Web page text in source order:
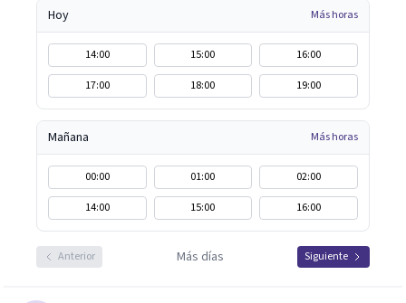
Hoy Más horas
14:00 15:00
16:00
17:00
18:00 19:00
Mañana Más horas
00:00 01:00
02:00
14:00
15:00 16:00
Anterior Más días Siguiente